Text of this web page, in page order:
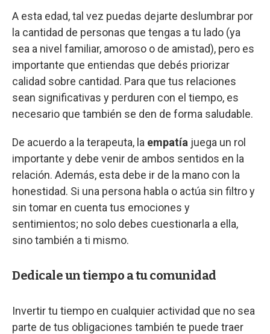
A esta edad, tal vez puedas dejarte deslumbrar por
la cantidad de personas que tengas a tu lado (ya
sea a nivel familiar, amoroso o de amistad), pero es
importante que entiendas que debés priorizar
calidad sobre cantidad. Para que tus relaciones
sean significativas y perduren con el tiempo, es
necesario que también se den de forma saludable.
De acuerdo a la terapeuta, la empatía juega un rol
importante y debe venir de ambos sentidos en la
relación. Además, esta debe ir de la mano con la
honestidad. Si una persona habla o actúa sin filtro y
sin tomar en cuenta tus emociones y
sentimientos; no solo debes cuestionarla a ella,
sino también a ti mismo.
Dedicale un tiempo a tu comunidad
Invertir tu tiempo en cualquier actividad que no sea
parte de tus obligaciones también te puede traer